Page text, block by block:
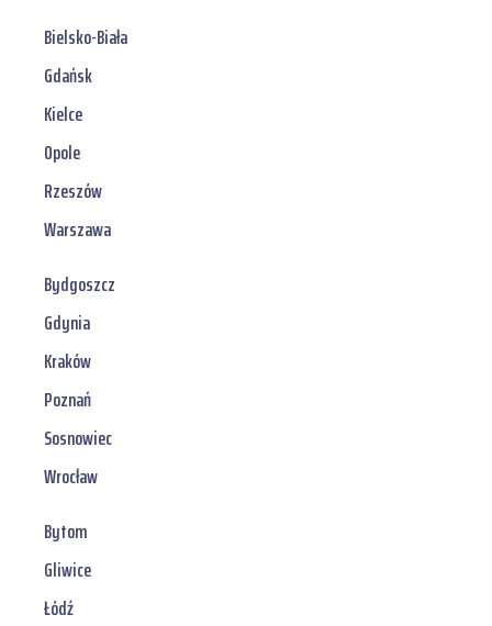
Bielsko-Biała
Gdańsk
Kielce
Opole
Rzeszów
Warszawa
Bydgoszcz
Gdynia
Kraków
Poznań
Sosnowiec
Wrocław
Bytom
Gliwice
Łódź